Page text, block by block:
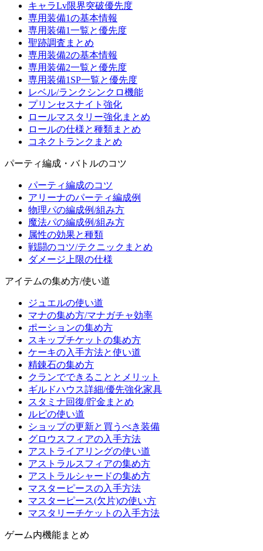
キャラLv限界突破優先度
専用装備1の基本情報
専用装備1一覧と優先度
聖跡調査まとめ
専用装備2の基本情報
専用装備2一覧と優先度
専用装備1SP一覧と優先度
レベル/ランクシンクロ機能
プリンセスナイト強化
ロールマスタリー強化まとめ
ロールの仕様と種類まとめ
コネクトランクまとめ
パーティ編成・バトルのコツ
パーティ編成のコツ
アリーナのパーティ編成例
物理パの編成例/組み方
魔法パの編成例/組み方
属性の効果と種類
戦闘のコツ/テクニックまとめ
ダメージ上限の仕様
アイテムの集め方/使い道
ジュエルの使い道
マナの集め方/マナガチャ効率
ポーションの集め方
スキップチケットの集め方
ケーキの入手方法と使い道
精錬石の集め方
クランでできることとメリット
ギルドハウス詳細/優先強化家具
スタミナ回復/貯金まとめ
ルピの使い道
ショップの更新と買うべき装備
グロウスフィアの入手方法
アストライアリングの使い道
アストラルスフィアの集め方
アストラルシャードの集め方
マスターピースの入手方法
マスターピース(欠片)の使い方
マスタリーチケットの入手方法
ゲーム内機能まとめ